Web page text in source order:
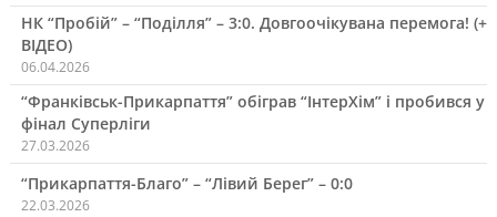
НК “Пробій” – “Поділля” – 3:0. Довгоочікувана перемога! (+
ВІДЕО)
06.04.2026
“Франківськ-Прикарпаття” обіграв “ІнтерХім” і пробився у
фінал Суперліги
27.03.2026
“Прикарпаття-Благо” – “Лівий Берег” – 0:0
22.03.2026